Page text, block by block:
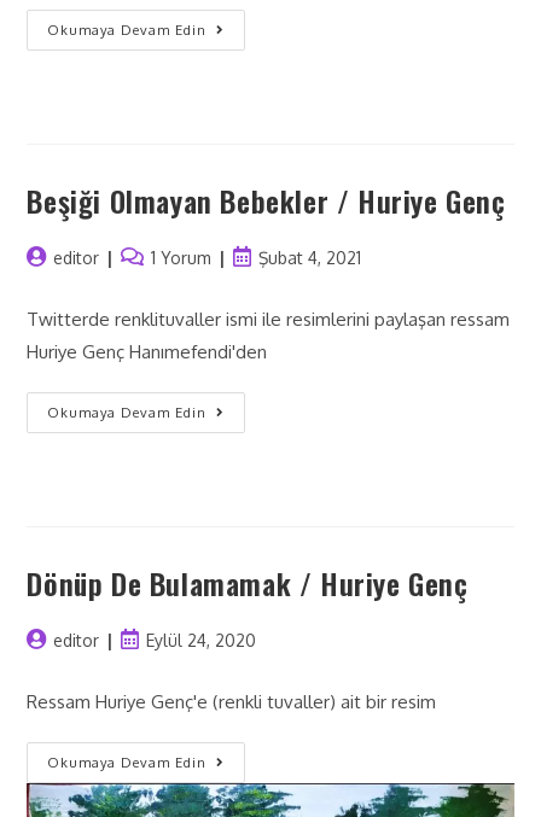
Okumaya Devam Edin
Beşiği Olmayan Bebekler / Huriye Genç
editor 1 Yorum Şubat 4, 2021
Twitterde renklituvaller ismi ile resimlerini paylaşan ressam
Huriye Genç Hanımefendi'den
Okumaya Devam Edin
Dönüp De Bulamamak / Huriye Genç
editor Eylül 24, 2020
Ressam Huriye Genç'e (renkli tuvaller) ait bir resim
Okumaya Devam Edin